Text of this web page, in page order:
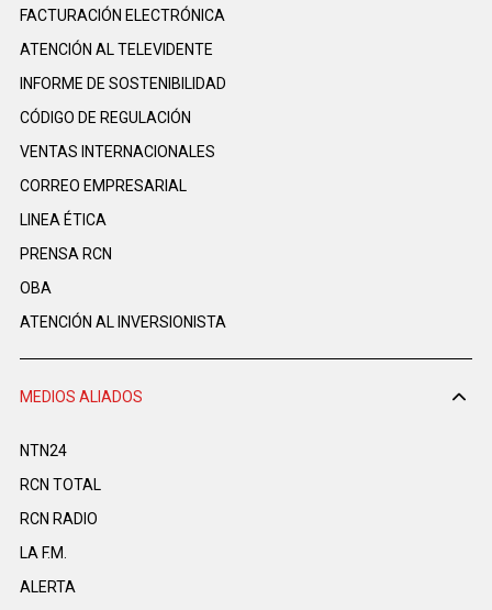
FACTURACIÓN ELECTRÓNICA
ATENCIÓN AL TELEVIDENTE
INFORME DE SOSTENIBILIDAD
CÓDIGO DE REGULACIÓN
VENTAS INTERNACIONALES
CORREO EMPRESARIAL
LINEA ÉTICA
PRENSA RCN
OBA
ATENCIÓN AL INVERSIONISTA
MEDIOS ALIADOS
NTN24
RCN TOTAL
RCN RADIO
LA F.M.
ALERTA